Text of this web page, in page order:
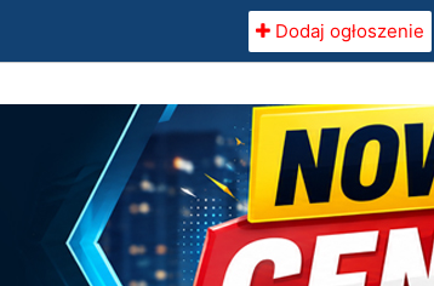
Dodaj ogłoszenie